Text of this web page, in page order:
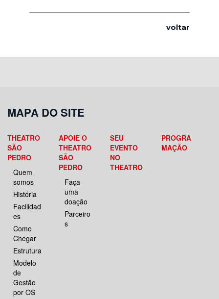
voltar
MAPA DO SITE
THEATRO
SÃO
PEDRO
Quem
somos
História
Facilidad
es
Como
Chegar
Estrutura
Modelo
de
Gestão
por OS
APOIE O
THEATRO
SÃO
PEDRO
Faça
uma
doação
Parceiro
s
SEU
EVENTO
NO
THEATRO
PROGRA
MAÇÃO